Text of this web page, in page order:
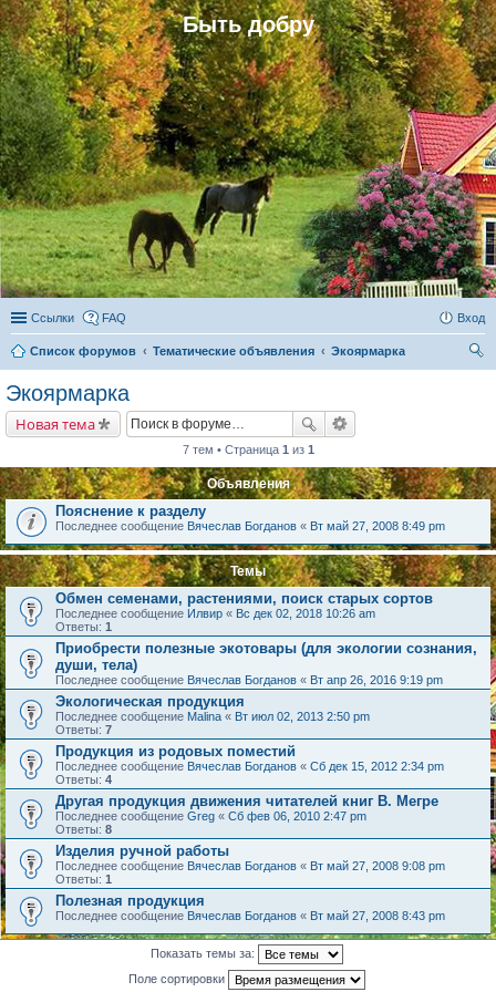
Быть добру
Ссылки FAQ Вход
Список форумов Тематические объявления
Экоярмарка
Экоярмарка
Новая тема
7 тем • Страница 1 из 1
Объявления
Пояснение к разделу
Последнее сообщение Вячеслав Богданов « Вт май 27, 2008 8:49 pm
Темы
Обмен семенами, растениями, поиск старых сортов
Последнее сообщение Илвир « Вс дек 02, 2018 10:26 am
Ответы: 1
Приобрести полезные экотовары (для экологии сознания,
души, тела)
Последнее сообщение Вячеслав Богданов « Вт апр 26, 2016 9:19 pm
Экологическая продукция
Последнее сообщение Malina « Вт июл 02, 2013 2:50 pm
Ответы: 7
Продукция из родовых поместий
Последнее сообщение Вячеслав Богданов « Сб дек 15, 2012 2:34 pm
Ответы: 4
Другая продукция движения читателей книг В. Мегре
Последнее сообщение Greg « Сб фев 06, 2010 2:47 pm
Ответы: 8
Изделия ручной работы
Последнее сообщение Вячеслав Богданов « Вт май 27, 2008 9:08 pm
Ответы: 1
Полезная продукция
Последнее сообщение Вячеслав Богданов « Вт май 27, 2008 8:43 pm
Показать темы за:
Поле сортировки